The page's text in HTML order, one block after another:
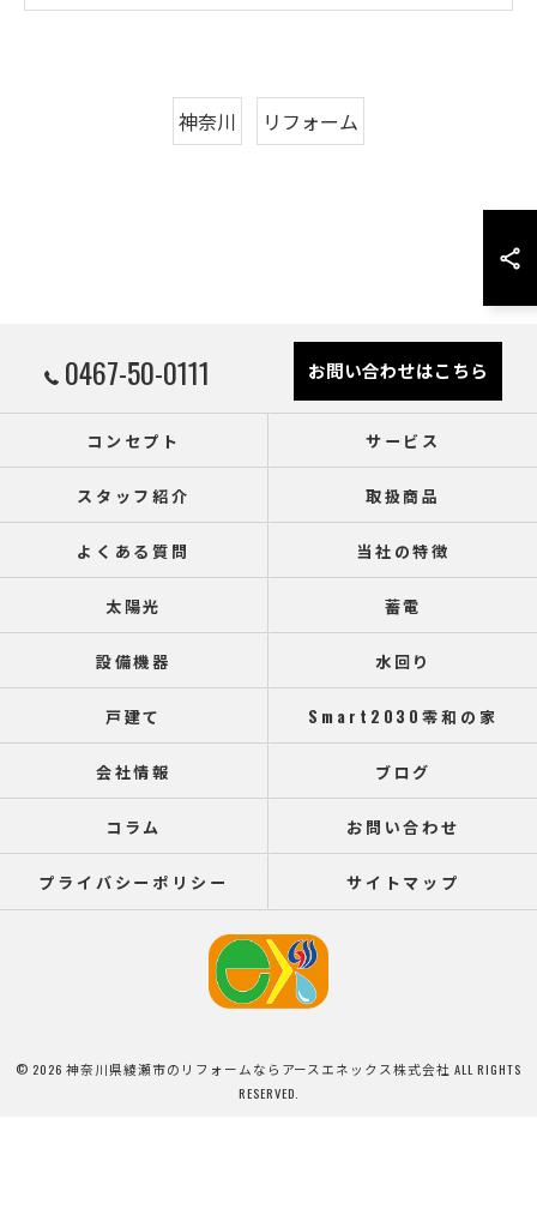
神奈川 リフォーム
0467-50-0111 お問い合わせはこちら
コンセプト サービス
スタッフ紹介 取扱商品
よくある質問 当社の特徴
太陽光 蓄電
設備機器 水回り
戸建て Smart2030零和の家
会社情報 ブログ
コラム お問い合わせ
プライバシーポリシー サイトマップ
© 2026 神奈川県綾瀬市のリフォームならアースエネックス株式会社 ALL RIGHTS
RESERVED.